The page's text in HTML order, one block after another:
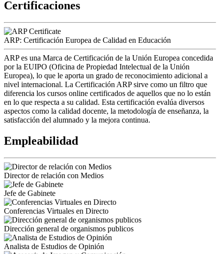
Certificaciones
ARP: Certificación Europea de Calidad en Educación
ARP es una Marca de Certificación de la Unión Europea concedida
por la EUIPO (Oficina de Propiedad Intelectual de la Unión
Europea), lo que le aporta un grado de reconocimiento adicional a
nivel internacional. La Certificación ARP sirve como un filtro que
diferencia los cursos online certificados de aquellos que no lo están
en lo que respecta a su calidad. Esta certificación evalúa diversos
aspectos como la calidad docente, la metodología de enseñanza, la
satisfacción del alumnado y la mejora continua.
Empleabilidad
Director de relación con Medios
Jefe de Gabinete
Conferencias Virtuales en Directo
Dirección general de organismos publicos
Analista de Estudios de Opinión